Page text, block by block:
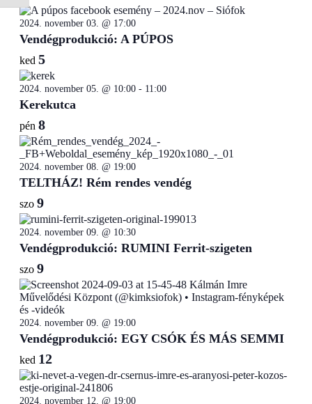
2024. november 03. @ 17:00
Vendégprodukció: A PÚPOS
ked 5
2024. november 05. @ 10:00- 11:00
Kerekutca
pén 8
2024. november 08. @ 19:00
TELTHÁZ! Rém rendes vendég
szo 9
2024. november 09. @ 10:30
Vendégprodukció: RUMINI Ferrit-szigeten
szo 9
2024. november 09. @ 19:00
Vendégprodukció: EGY CSÓK ÉS MÁS SEMMI
ked 12
2024. november 12. @ 19:00